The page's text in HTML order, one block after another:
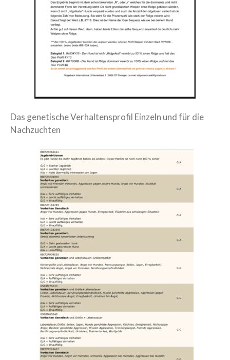
Das genetische Verhaltensprofil Einzeln und für die
Nachzuchten